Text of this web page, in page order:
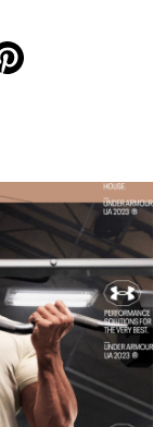
－
25 －
25.5 －
26 －
－ －